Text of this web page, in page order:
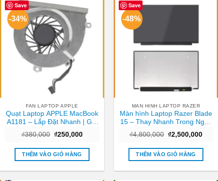
Save
-34%
FAN LAPTOP APPLE
Quạt Laptop APPLE MacBook
A1181 – Lắp Đặt Nhanh | Giá
Rẻ TPHCM
₫380,000 Giá
là:
₫380,000.
₫250,000Giá
tại
₫250,000.
THÊM VÀO GIỎ HÀNG
Save
-48%
MAN HINH LAPTOP RAZER
Màn hình Laptop Razer Blade
15 – Thay Nhanh Trong Ngày
TPHCM
₫4,800,000 Giá
là:
₫4,800,000.
₫2,500,000Giá
tại
THÊM VÀO GIỎ HÀNG